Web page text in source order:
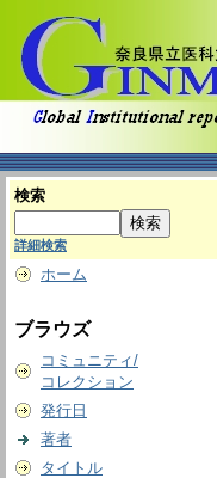
検索
詳細検索
ホーム
ブラウズ
コミュニティ/
コレクション
発行日
著者
タイトル